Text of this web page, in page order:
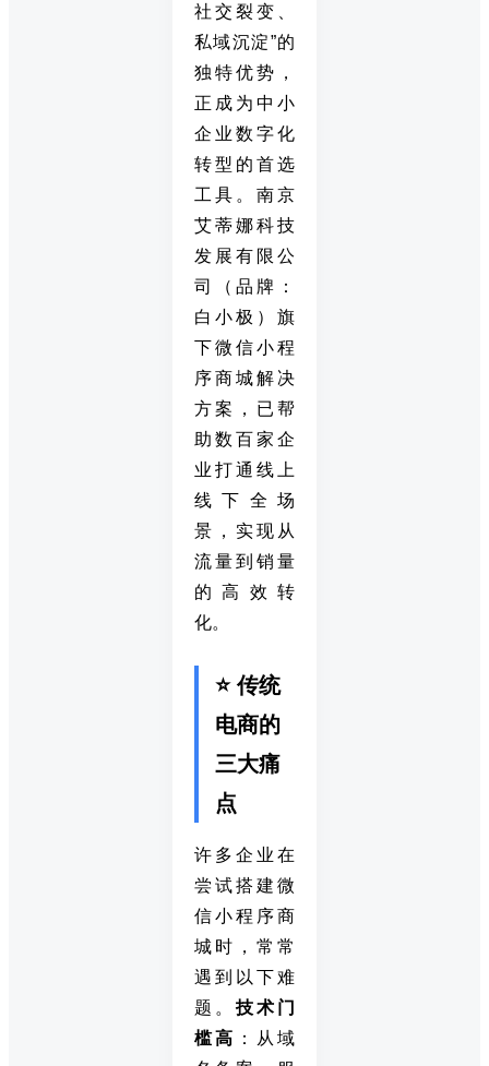
社交裂变、
私域沉淀”的
独特优势，
正成为中小
企业数字化
转型的首选
工具。南京
艾蒂娜科技
发展有限公
司（品牌：
白小极）旗
下微信小程
序商城解决
方案，已帮
助数百家企
业打通线上
线下全场
景，实现从
流量到销量
的高效转
化。
⭐ 传统
电商的
三大痛
点
许多企业在
尝试搭建微
信小程序商
城时，常常
遇到以下难
题。 技术门
槛高 ：从域